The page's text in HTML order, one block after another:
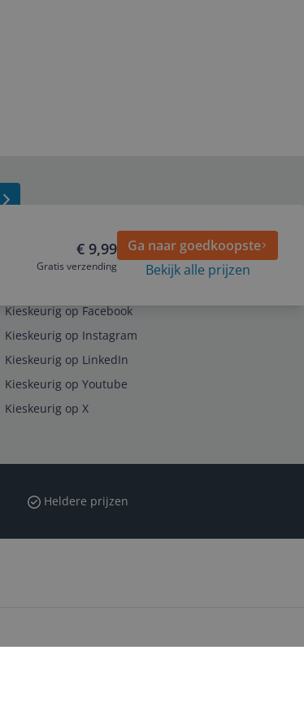
€ 9,99
Gratis verzending
Ga naar goedkoopste
Bekijk alle prijzen
Kieskeurig op Facebook
Kieskeurig op Instagram
Kieskeurig op LinkedIn
Kieskeurig op Youtube
Kieskeurig op X
Heldere prijzen